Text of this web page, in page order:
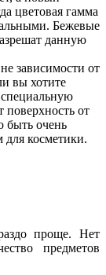
цветовая гамма
Бежевые
данную
зависимости от
вы хотите
поверхность от
быть очень
косметики.
проще. Нет
предметов